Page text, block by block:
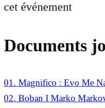
cet événement
Documents
01. Magnifico : Evo Me
02. Boban I Marko